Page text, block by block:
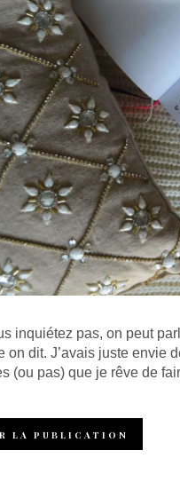
inquiétez pas, on peut
on dit. J’avais juste envie
(ou pas) que je rêve de
LA PUBLICATION